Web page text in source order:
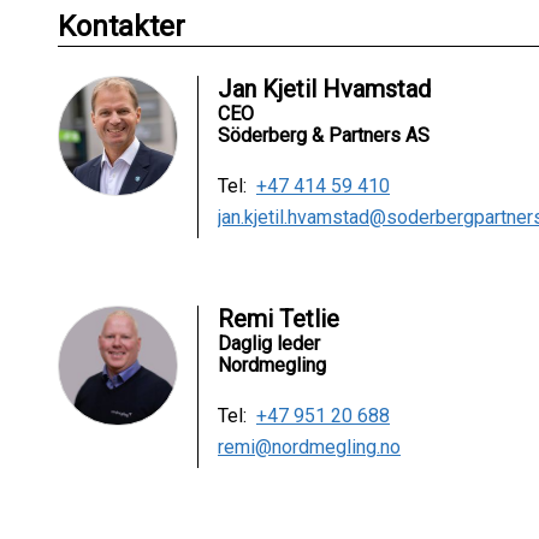
Kontakter
Jan Kjetil Hvamstad
CEO
Söderberg & Partners AS
Tel: +47 414 59 410
Remi Tetlie
Daglig leder
Nordmegling
Tel: +47 951 20 688
remi@nordmegling.no